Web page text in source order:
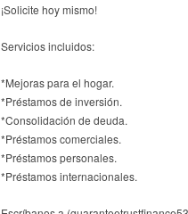
¡Solicite hoy mismo!
Servicios incluidos:
*Mejoras para el hogar.
*Préstamos de inversión.
*Consolidación de deuda.
*Préstamos comerciales.
*Préstamos personales.
*Préstamos internacionales.